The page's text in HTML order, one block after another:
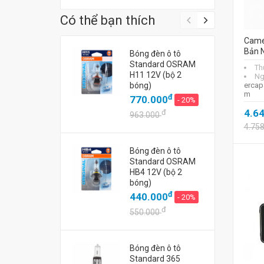
Có thể bạn thích
Bóng đèn ô tô
Standard OSRAM
H11 12V (bộ 2
bóng)
770.000đ - 20%
963.000đ
Bóng đèn ô tô
Standard OSRAM
HB4 12V (bộ 2
bóng)
440.000đ - 20%
550.000đ
Bóng đèn ô tô
Standard 365
Bản
m